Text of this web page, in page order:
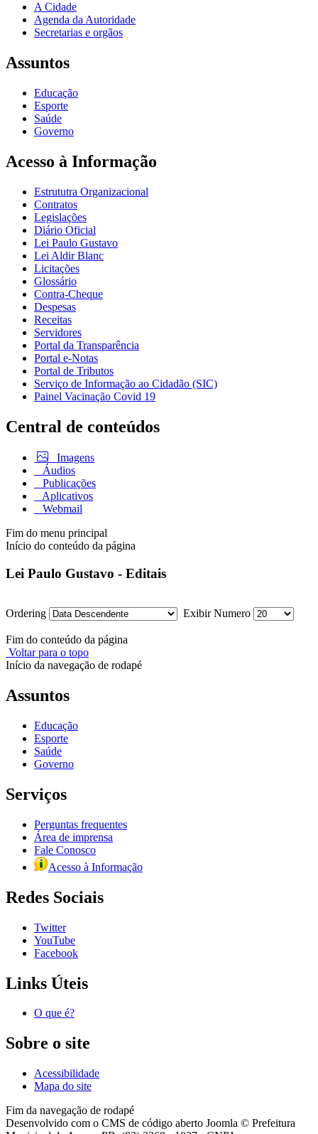
A Cidade
Agenda da Autoridade
Secretarias e orgãos
Assuntos
Educação
Esporte
Saúde
Governo
Acesso à Informação
Estrututra Organizacional
Contratos
Legislações
Diário Oficial
Lei Paulo Gustavo
Lei Aldir Blanc
Licitações
Glossário
Contra-Cheque
Despesas
Receitas
Servidores
Portal da Transparência
Portal e-Notas
Portal de Tributos
Serviço de Informação ao Cidadão (SIC)
Painel Vacinação Covid 19
Central de conteúdos
Imagens
Áudios
Publicações
Aplicativos
Webmail
Fim do menu principal
Início do conteúdo da página
Lei Paulo Gustavo - Editais
Ordering Exibir Numero
Fim do conteúdo da página
Voltar para o topo
Início da navegação de rodapé
Assuntos
Educação
Esporte
Saúde
Governo
Serviços
Perguntas frequentes
Área de imprensa
Fale Conosco
Acesso à Informação
Redes Sociais
Twitter
YouTube
Facebook
Links Úteis
O que é?
Sobre o site
Acessibilidade
Mapa do site
Fim da navegação de rodapé
Desenvolvido com o CMS de código aberto Joomla © Prefeitura